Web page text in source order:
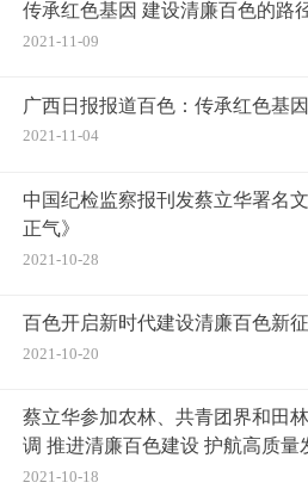
传承红色基因 建设清廉百色的路
2021-11-09
广西日报报道百色：传承红色基
2021-11-04
中国纪检监察报刊发蔡立华署名
正气》
2021-10-28
百色开启新时代建设清廉百色新
2021-10-20
蔡立华参加农林、共青团界和田
调 推进清廉百色建设 护航高质量
2021-10-18